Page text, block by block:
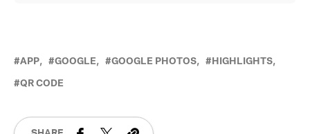
APP GOOGLE GOOGLE PHOTOS HIGHLIGHTS
QR CODE